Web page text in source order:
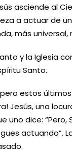
asciende al
a actuar de
más universal,
y la Iglesia
Santo.
estos
Jesús, una
uno dice: “Pero,
actuando”.